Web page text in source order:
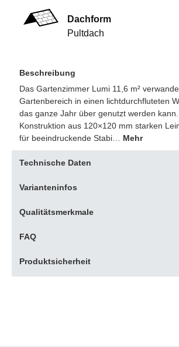
Dachform
Pultdach
Beschreibung
Das Gartenzimmer Lumi 11,6 m²
Gartenbereich in einen lichtdurchfluteten
das ganze Jahr über genutzt werden
Konstruktion aus 120×120 mm starken
für beeindruckende Stabi… Mehr
Technische Daten
Varianteninfos
Qualitätsmerkmale
FAQ
Produktsicherheit